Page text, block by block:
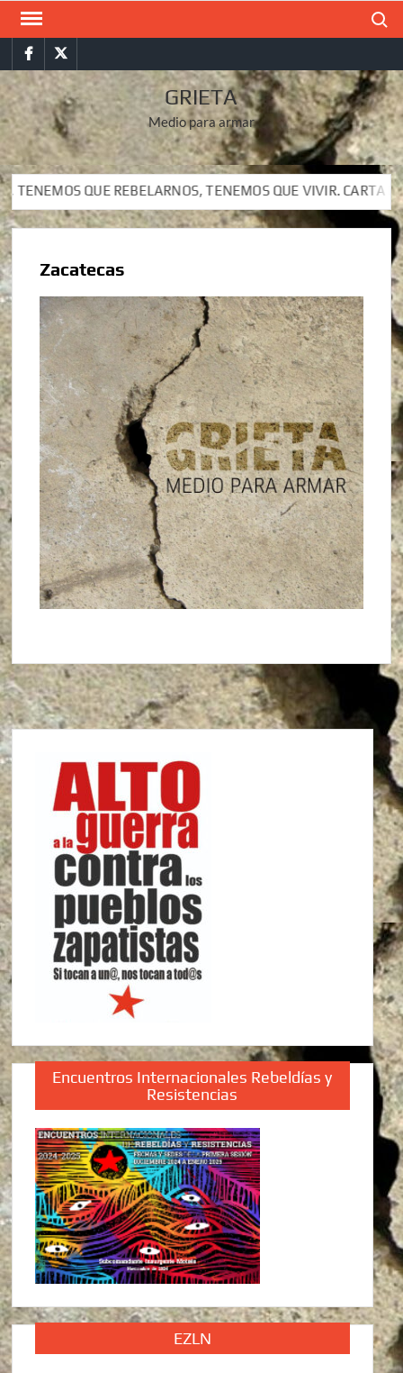
Saltar
contenidoFacebookTwitter
GRIETA
Medio para armar
REBELARNOS, TENEMOS QUE VIVIR. CARTA DEL
REBELARNOS, TENEMOS QUE VIVIR. CARTA DEL
Zacatecas
Encuentros Internacionales Rebeldías y
Resistencias
EZLN